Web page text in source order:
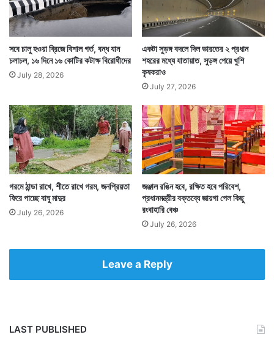
সবে চালু হওয়া ব্রিজে বিশাল গর্ত, বন্ধ যান
চলাচল, ১৬ দিনে ১৬ কোটির কটাক্ষ বিরোধীদের
July 28, 2026
একটা সুড়ঙ্গ বদলে দিল ভারতের ২ প্রধান
শহরের মধ্যে যাতায়াত, সুড়ঙ্গ পেয়ে খুশি
কৃষকরাও
July 27, 2026
গরমে ঠান্ডা রাখে, শীতে রাখে গরম, জনপ্রিয়তা
ফিরে পাচ্ছে বাঘু মাদুর
July 26, 2026
জঞ্জাল রঙিন হবে, রক্ষিত হবে পরিবেশ,
প্রধানমন্ত্রীর বক্তব্যে জায়গা পেল কিছু
রংবাহারি বেঞ্চ
July 26, 2026
Leave a Reply
LAST PUBLISHED